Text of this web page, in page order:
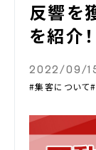
反響を
を紹介！
2022/09/
#集客について